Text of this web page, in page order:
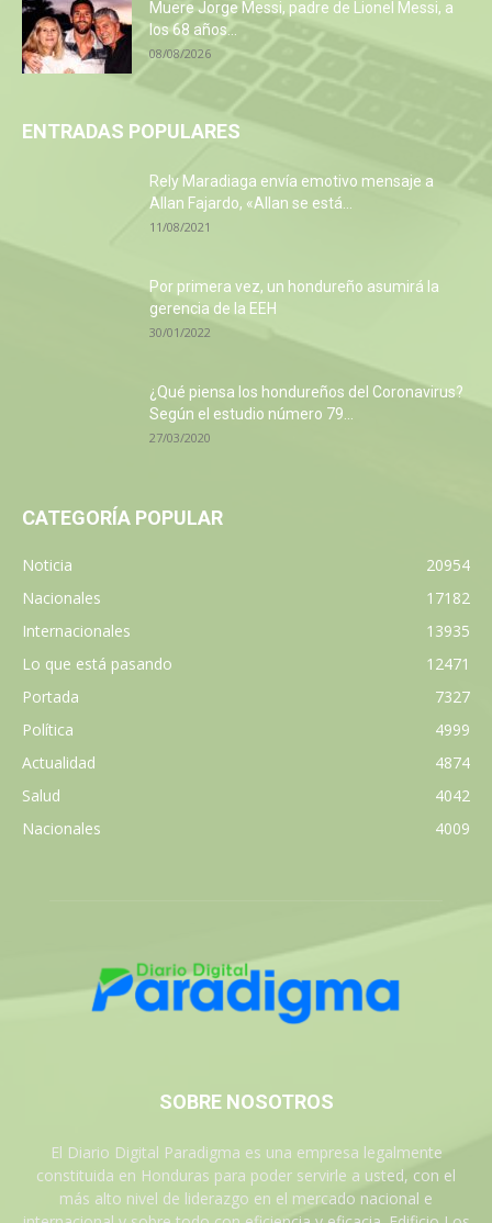
Muere Jorge Messi, padre de Lionel Messi, a
los 68 años...
08/08/2026
ENTRADAS POPULARES
Rely Maradiaga envía emotivo mensaje a
Allan Fajardo, «Allan se está...
11/08/2021
Por primera vez, un hondureño asumirá la
gerencia de la EEH
30/01/2022
¿Qué piensa los hondureños del Coronavirus?
Según el estudio número 79...
27/03/2020
CATEGORÍA POPULAR
Noticia
20954
Nacionales
17182
Internacionales
13935
Lo que está pasando
12471
Portada
7327
Política
4999
Actualidad
4874
Salud
4042
Nacionales
4009
SOBRE NOSOTROS
El Diario Digital Paradigma es una empresa legalmente
constituida en Honduras para poder servirle a usted, con el
más alto nivel de liderazgo en el mercado nacional e